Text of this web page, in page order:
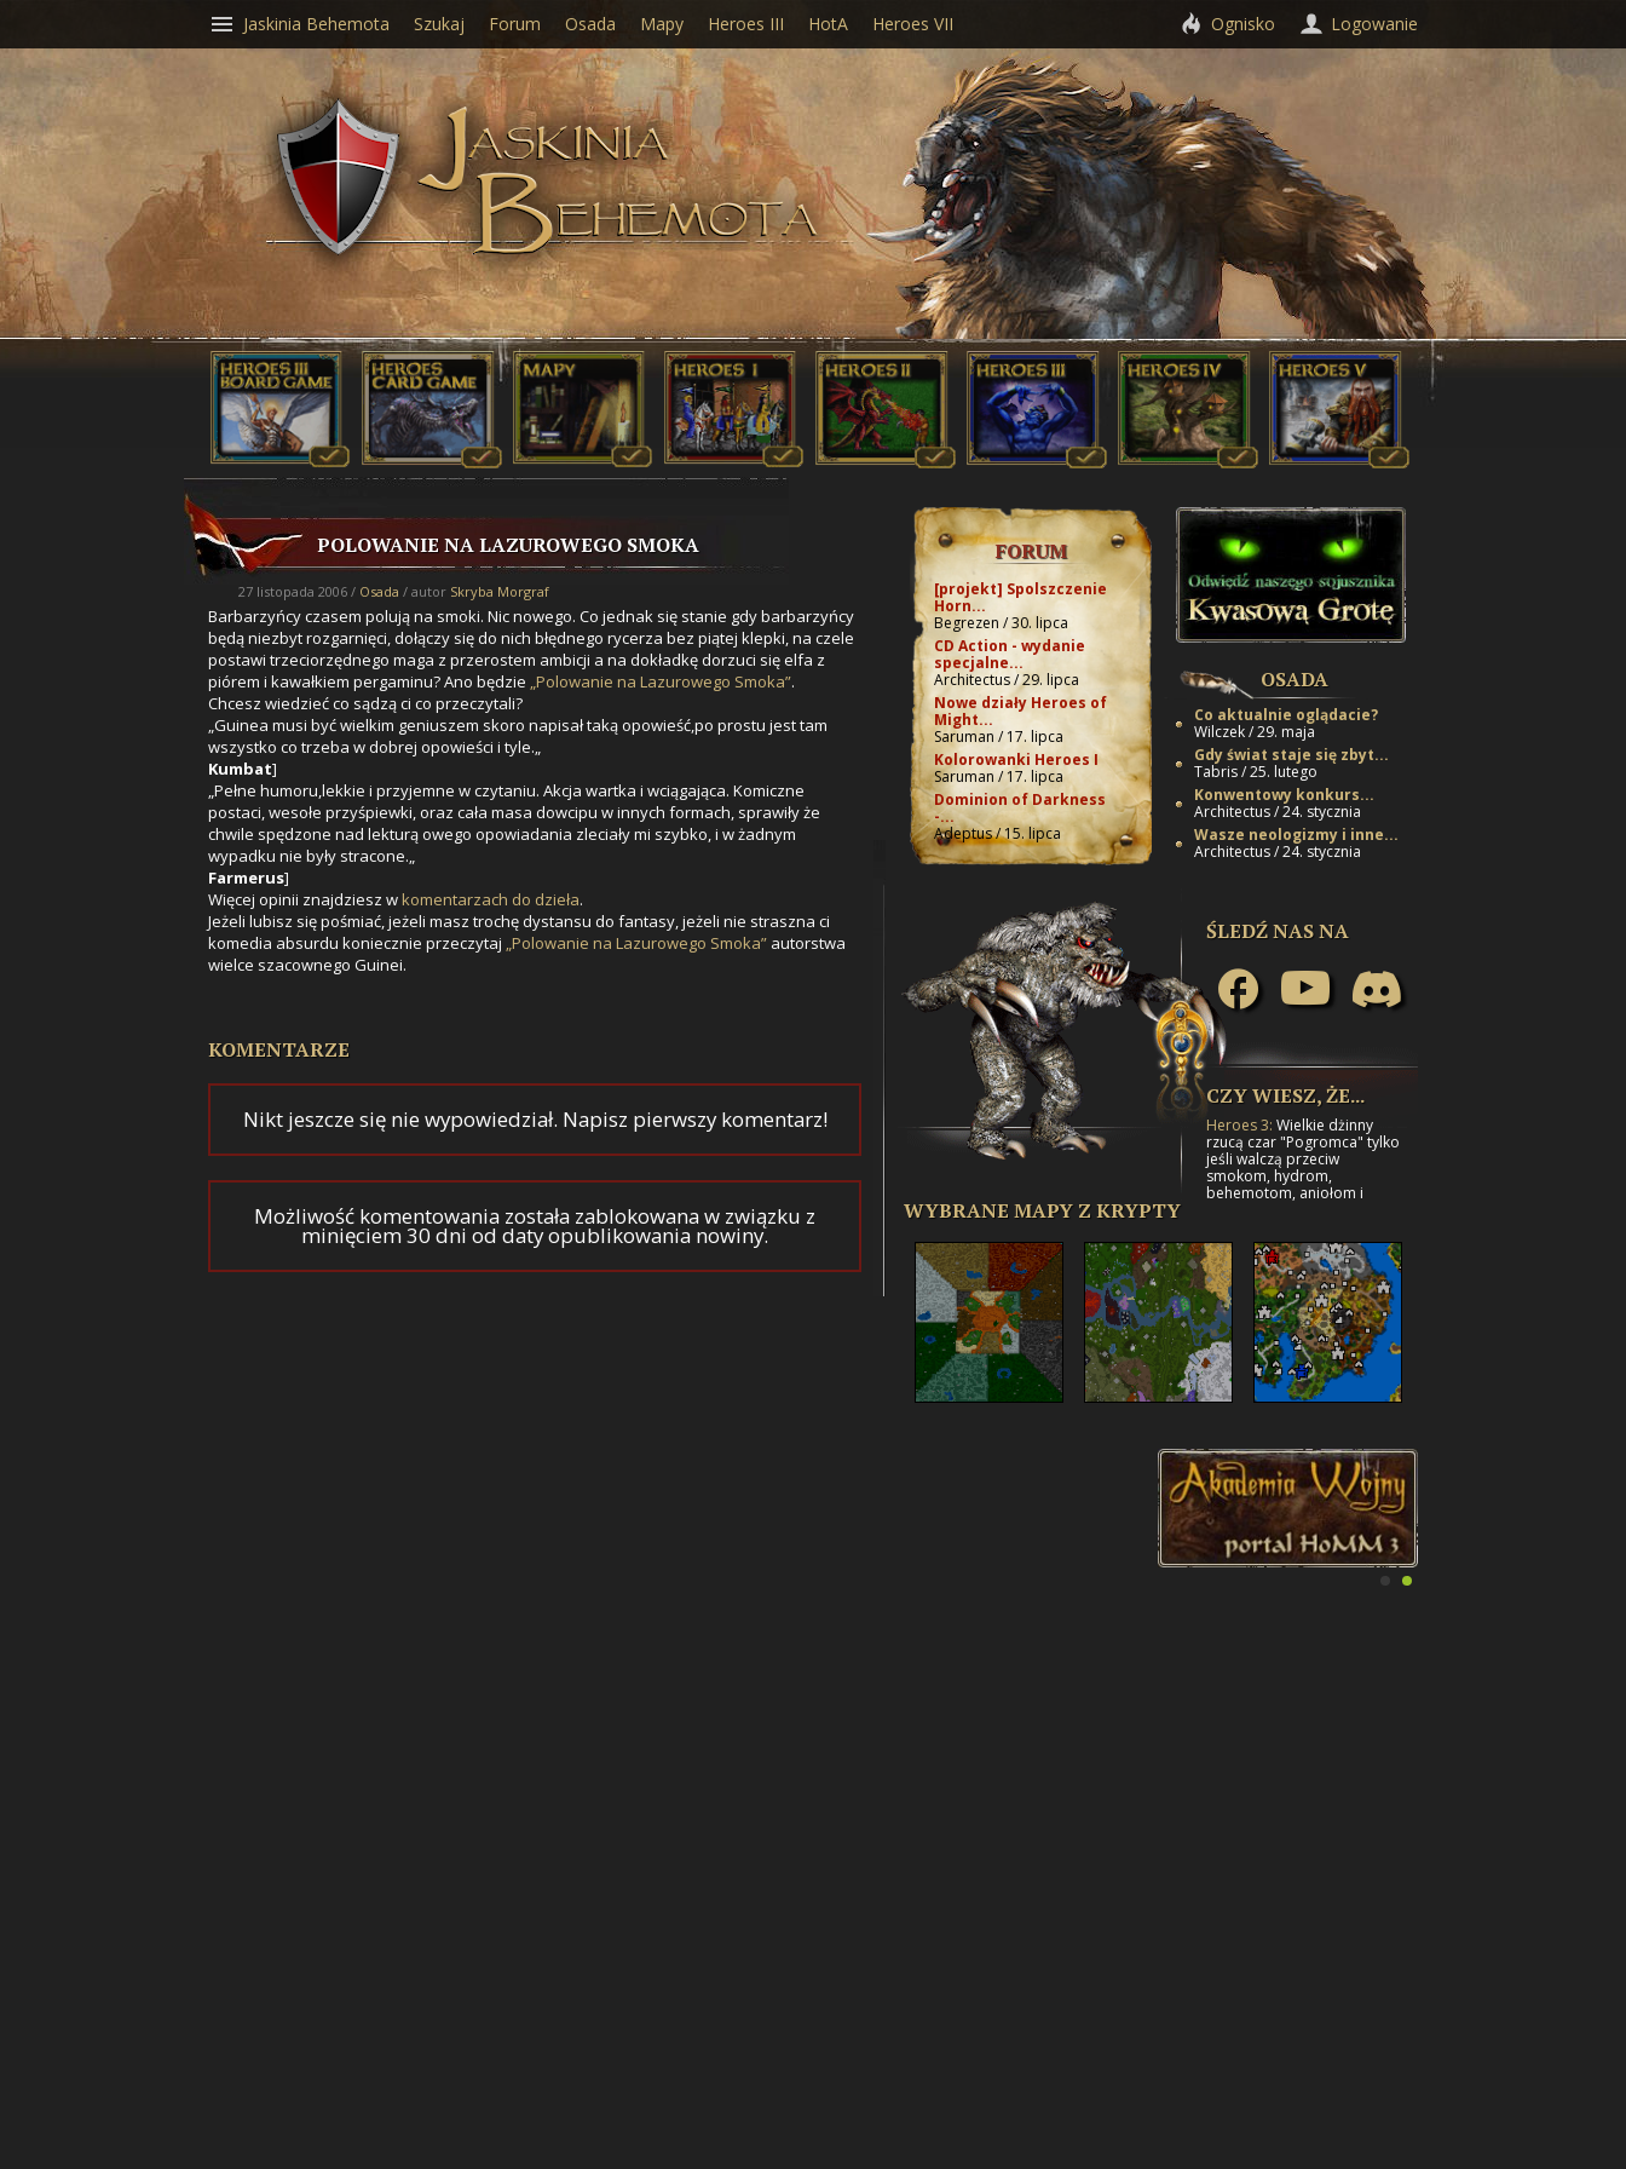
POLOWANIE NA LAZUROWEGO SMOKA
27 listopada 2006 / Osada / autor Skryba Morgraf
Barbarzyńcy czasem polują na smoki. Nic nowego. Co jednak się stanie gdy barbarzyńcy
będą niezbyt rozgarnięci, dołączy się do nich błędnego rycerza bez piątej klepki, na czele
postawi trzeciorzędnego maga z przerostem ambicji a na dokładkę dorzuci się elfa z
piórem i kawałkiem pergaminu? Ano będzie „Polowanie na Lazurowego Smoka”.
Chcesz wiedzieć co sądzą ci co przeczytali?
„Guinea musi być wielkim geniuszem skoro napisał taką opowieść,po prostu jest tam
wszystko co trzeba w dobrej opowieści i tyle.„
Kumbat]
„Pełne humoru,lekkie i przyjemne w czytaniu. Akcja wartka i wciągająca. Komiczne
postaci, wesołe przyśpiewki, oraz cała masa dowcipu w innych formach, sprawiły że
chwile spędzone nad lekturą owego opowiadania zleciały mi szybko, i w żadnym
wypadku nie były stracone.„
Farmerus]
Więcej opinii znajdziesz wkomentarzach do dzieła.
Jeżeli lubisz się pośmiać, jeżeli masz trochę dystansu do fantasy, jeżeli nie straszna ci
komedia absurdu koniecznie przeczytaj „Polowanie na Lazurowego Smoka” autorstwa
wielce szacownego Guinei.
KOMENTARZE
Nikt jeszcze się nie wypowiedział. Napisz pierwszy komentarz!
Możliwość komentowania została zablokowana w związku z
minięciem 30 dni od daty opublikowania nowiny.
FORUM
[projekt] Spolszczenie
Horn...
Begrezen / 30. lipca
CD Action - wydanie
specjalne...
Architectus / 29. lipca
Nowe działy Heroes of
Might...
Saruman / 17. lipca
Kolorowanki Heroes I
Saruman / 17. lipca
Dominion of Darkness
-...
Adeptus / 15. lipca
OSADA
Co aktualnie oglądacie?
Wilczek / 29. maja
Gdy świat staje się zbyt...
Tabris / 25. lutego
Konwentowy konkurs...
Architectus / 24. stycznia
Wasze neologizmy i inne...
Architectus / 24. stycznia
ŚLEDŹ NAS NA
CZY WIESZ, ŻE...
Heroes 3: Wielkie dżinny
rzucą czar "Pogromca" tylko
jeśli walczą przeciw
smokom, hydrom,
behemotom, aniołom i
WYBRANE MAPY Z KRYPTY
Jaskinia Behemota Szukaj Forum Osada Mapy Heroes III HotA Heroes VII Ognisko Logowanie